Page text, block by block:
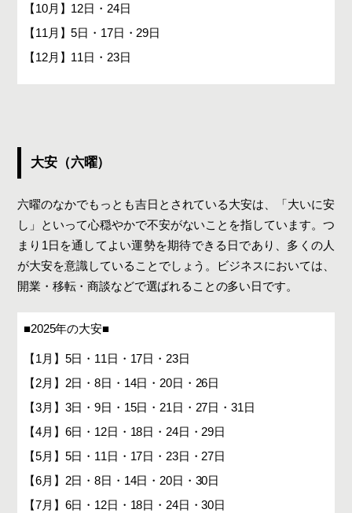
【10月】12日・24日
【11月】5日・17日・29日
【12月】11日・23日
大安（六曜）
六曜のなかでもっとも吉日とされている大安は、「大いに安
し」といって心穏やかで不安がないことを指しています。つ
まり1日を通してよい運勢を期待できる日であり、多くの人
が大安を意識していることでしょう。ビジネスにおいては、
開業・移転・商談などで選ばれることの多い日です。
■2025年の大安■
【1月】5日・11日・17日・23日
【2月】2日・8日・14日・20日・26日
【3月】3日・9日・15日・21日・27日・31日
【4月】6日・12日・18日・24日・29日
【5月】5日・11日・17日・23日・27日
【6月】2日・8日・14日・20日・30日
【7月】6日・12日・18日・24日・30日